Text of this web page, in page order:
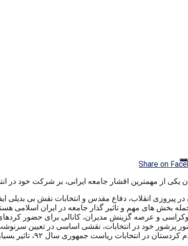
Share on
یکی از مهمترین اقشار جامعه ایرانی، بر شرکت خود در
پیروزی انقلاب، دفاع مقدس و انتخابات نقش بی بدیلی
بخش های مهم و تاثیر گذار جامعه در ایران اسلامی
و عرصه گزینش مدیران، کانالی برای حضور
خود در انتخابات، نقشی اساسی در تعیین سرنوشت کشور
مشارکت ۷۲